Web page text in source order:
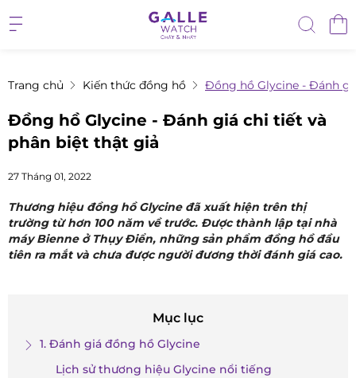
Trang chủ Kiến thức đồng hồ Đồng hồ Glycine - Đánh
Đồng hồ Glycine - Đánh giá chi tiết và
phân biệt thật giả
27 Tháng 01, 2022
Thương hiệu đồng hồ Glycine đã xuất hiện trên thị
trường từ hơn 100 năm về trước. Được thành lập tại nhà
máy Bienne ở Thụy Điển, những sản phẩm đồng hồ đầu
tiên ra mắt và chưa được người đương thời đánh giá cao.
Mục lục
1. Đánh giá đồng hồ Glycine
Lịch sử thương hiệu Glycine nổi tiếng